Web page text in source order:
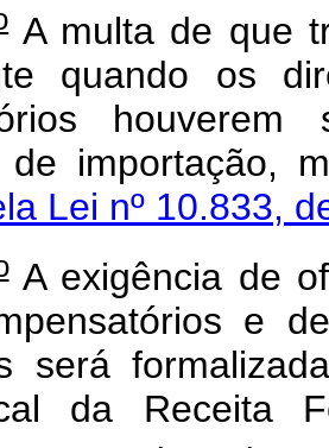
A multa de que
quando os
de importação,
Lei nº 10.833,
A exigência de
e
será
da Receita